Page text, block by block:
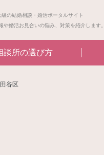
の結婚相談・婚活ポータルサイト
や婚活お見合いの悩み、対策を紹介します。
談所の選び方
谷区